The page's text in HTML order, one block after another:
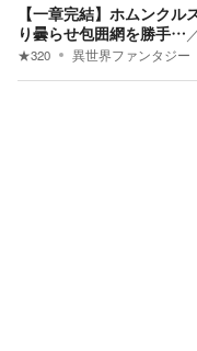
【一章完結】ホムンク
り曇らせ包囲網を勝手…
★320 異世界ファンタジー